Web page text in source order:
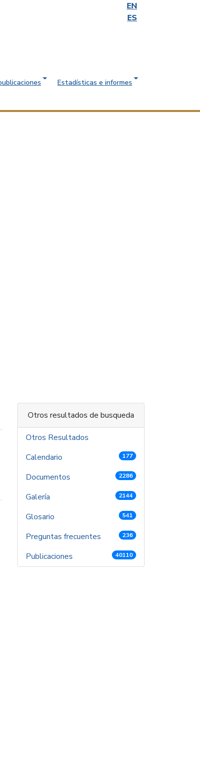
EN
ES
Estadísticas e informes
Otros resultados de busqueda
Otros Resultados
Calendario
177
Documentos 2286
Galería 2144
Glosario 541
Preguntas frecuentes 236
Publicaciones 40110